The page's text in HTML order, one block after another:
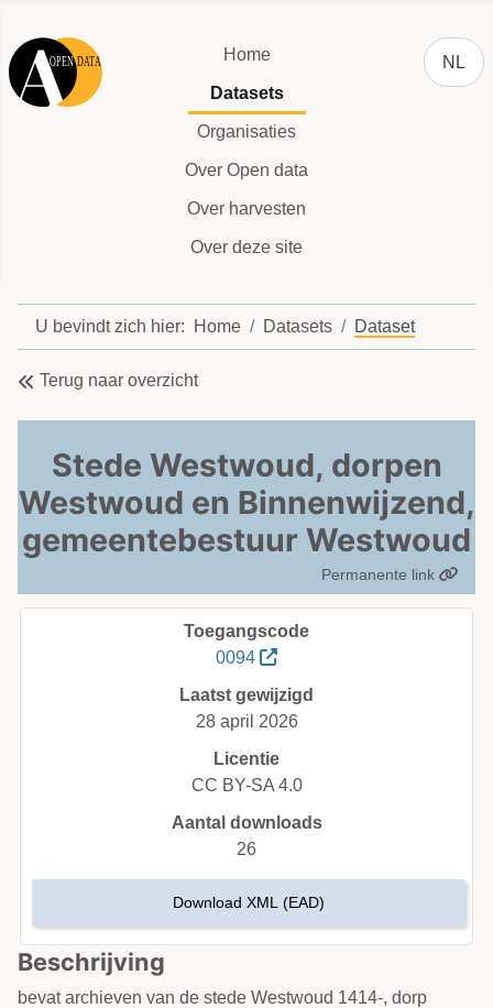
Home
Datasets
Organisaties
Over Open data
Over harvesten
Over deze site
NL
U bevindt zich hier: Home Datasets Dataset
Terug naar overzicht
Stede Westwoud, dorpen
Westwoud en Binnenwijzend,
gemeentebestuur Westwoud
Permanente link
Beschrijving
bevat archieven van de stede Westwoud 1414-, dorp
Toegangscode
0094
Laatst gewijzigd
28 april 2026
Licentie
CC BY-SA 4.0
Aantal downloads
26
Download XML (EAD)